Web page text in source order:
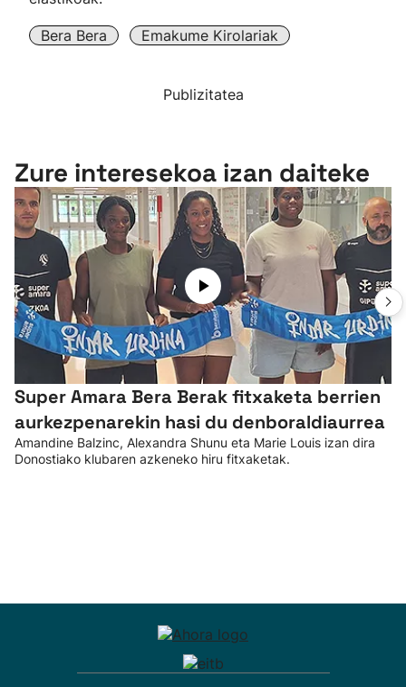
Bera Bera Emakume Kirolariak
Publizitatea
Zure interesekoa izan daiteke
Super Amara Bera Berak fitxaketa berrien
aurkezpenarekin hasi du denboraldiaurrea
Amandine Balzinc, Alexandra Shunu eta Marie Louis izan dira
Donostiako klubaren azkeneko hiru fitxaketak.